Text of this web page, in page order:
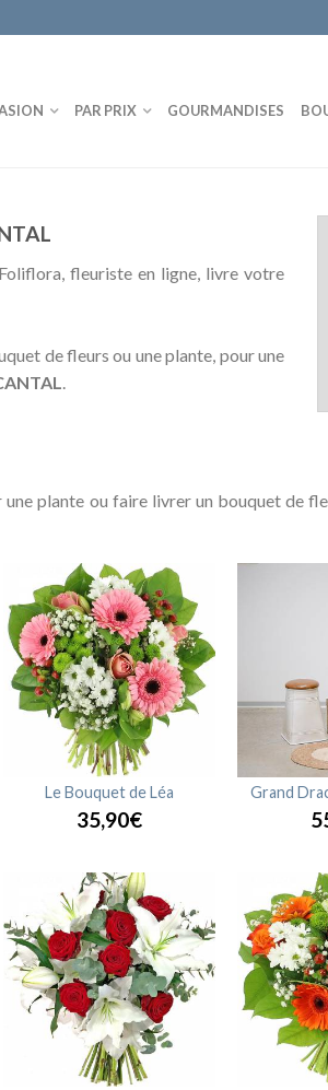
PAR PRIX GOURMANDISES
fleuriste en ligne, livre votre
de fleurs ou une plante, pour une
.
plante ou faire livrer un bouquet de
Le Bouquet de Léa
35,90€
Grand